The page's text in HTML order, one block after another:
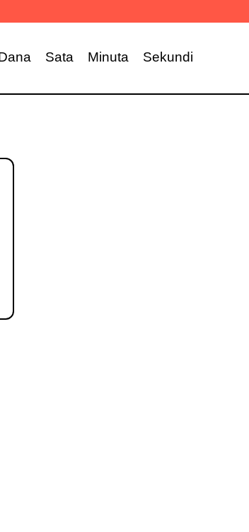
Sata Minuta Sekundi